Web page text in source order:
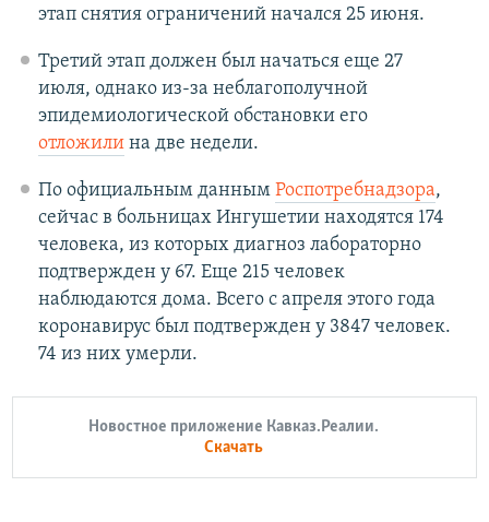
этап снятия ограничений начался 25 июня.
Третий этап должен был начаться еще 27
июля, однако из-за неблагополучной
эпидемиологической обстановки его
отложилина две недели.
По официальным данным Роспотребнадзора,
сейчас в больницах Ингушетии находятся 174
человека, из которых диагноз лабораторно
подтвержден у 67. Еще 215 человек
наблюдаются дома. Всего с апреля этого года
коронавирус был подтвержден у 3847 человек.
74 из них умерли.
Новостное приложение Кавказ.Реалии.
Скачать